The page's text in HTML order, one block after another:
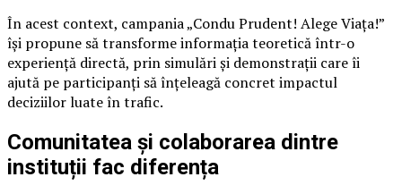
În acest context, campania „Condu Prudent! Alege Viața!”
își propune să transforme informația teoretică într-o
experiență directă, prin simulări și demonstrații care îi
ajută pe participanți să înțeleagă concret impactul
deciziilor luate în trafic.
Comunitatea și colaborarea dintre
instituții fac diferența